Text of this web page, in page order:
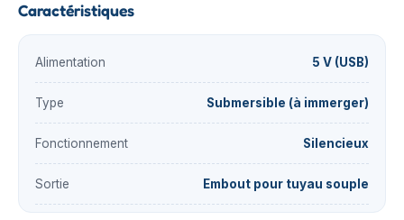
Caractéristiques
Alimentation 5 V (USB)
Type Submersible (à immerger)
Fonctionnement Silencieux
Sortie Embout pour tuyau souple